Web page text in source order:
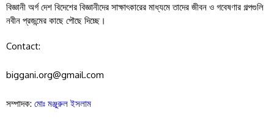
বিজ্ঞানী অর্গ দেশ বিদেশের বিজ্ঞানীদের সাক্ষাৎকারের মাধ্যমে তাদের জীবন ও গবেষণার গল্পগুলি
নবীন প্রজন্মের কাছে পৌছে দিচ্ছে।
Contact:
biggani.org@gmail.com
সম্পাদক: মোঃ মঞ্জুরুল ইসলাম